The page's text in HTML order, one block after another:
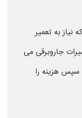
به تعمیر
جاروبرقی می
سپس هزینه را